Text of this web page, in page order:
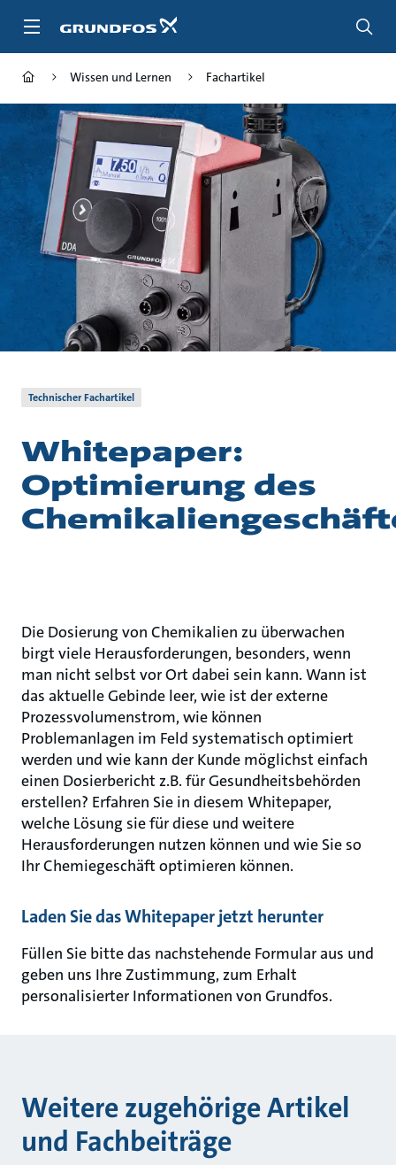
Inhalt
Wissen und Lernen Fachartikel
Technischer Fachartikel
Whitepaper:
Optimierung des
Die Dosierung von Chemikalien zu überwachen
birgt viele Herausforderungen, besonders, wenn
man nicht selbst vor Ort dabei sein kann. Wann ist
das aktuelle Gebinde leer, wie ist der externe
Prozessvolumenstrom, wie können
Problemanlagen im Feld systematisch optimiert
werden und wie kann der Kunde möglichst einfach
einen Dosierbericht z.B. für Gesundheitsbehörden
erstellen? Erfahren Sie in diesem Whitepaper,
welche Lösung sie für diese und weitere
Herausforderungen nutzen können und wie Sie so
Ihr Chemiegeschäft optimieren können.
Laden Sie das Whitepaper jetzt herunter
Füllen Sie bitte das nachstehende Formular aus und
geben uns Ihre Zustimmung, zum Erhalt
personalisierter Informationen von Grundfos.
Weitere zugehörige Artikel
und Fachbeiträge